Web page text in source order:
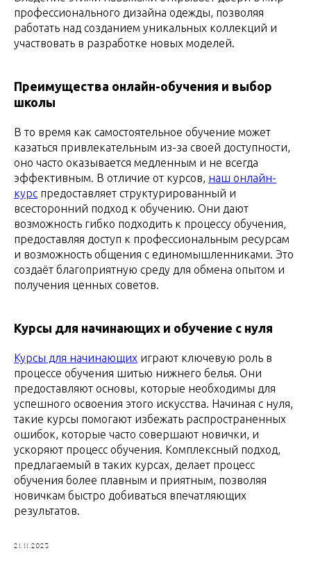
профессионального дизайна одежды, позволяя
работать над созданием уникальных коллекций и
участвовать в разработке новых моделей.
Преимущества онлайн-обучения и выбор
школы
В то время как самостоятельное обучение может
казаться привлекательным из-за своей доступности,
оно часто оказывается медленным и не всегда
эффективным. В отличие от курсов, наш онлайн-
курс предоставляет структурированный и
всесторонний подход к обучению. Они дают
возможность гибко подходить к процессу обучения,
предоставляя доступ к профессиональным ресурсам
и возможность общения с единомышленниками. Это
создаёт благоприятную среду для обмена опытом и
получения ценных советов.
Курсы для начинающих и обучение с нуля
Курсы для начинающих играют ключевую роль в
процессе обучения шитью нижнего белья. Они
предоставляют основы, которые необходимы для
успешного освоения этого искусства. Начиная с нуля,
такие курсы помогают избежать распространенных
ошибок, которые часто совершают новички, и
ускоряют процесс обучения. Комплексный подход,
предлагаемый в таких курсах, делает процесс
обучения более плавным и приятным, позволяя
новичкам быстро добиваться впечатляющих
результатов.
21.11.2023